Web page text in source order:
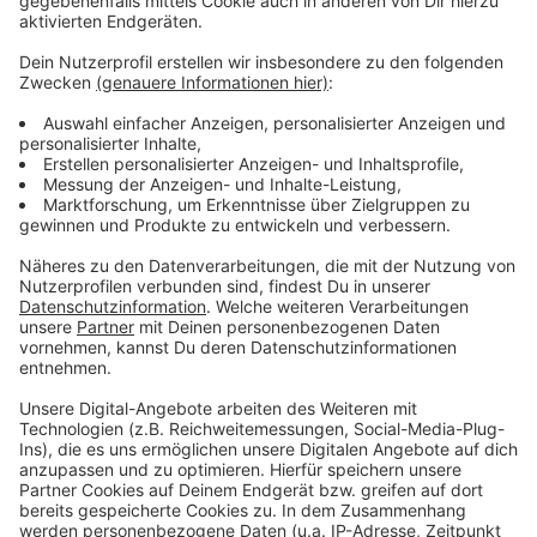
Anzeige
Das zufälligste Wissen der Welt mit Hendrik
Frost
Anzeige
Smartphone und Wikipedia haben die meisten von uns
quasi das sämtliches Wissen der Menschheit ständig
in der Hosentasche. Immerhin gibt es fast 3 Millionen
deutsche Wikipedia-Artikel. Und unser Moderator
alles mal jemand durchliest!'
Anzeige